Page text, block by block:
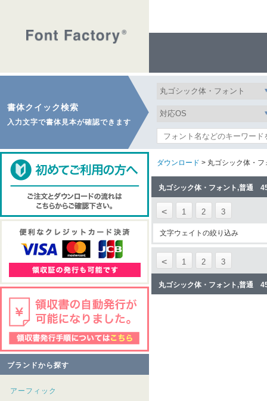
書体クイック検索
入力文字で書体見本が確認できます
ブランドから探す
アーフィック
ダウンロード > 丸ゴシック体・フ
丸ゴシック体・フォント,普通
< 1 2 3
文字ウェイトの絞り込み
< 1 2 3
丸ゴシック体・フォント,普通